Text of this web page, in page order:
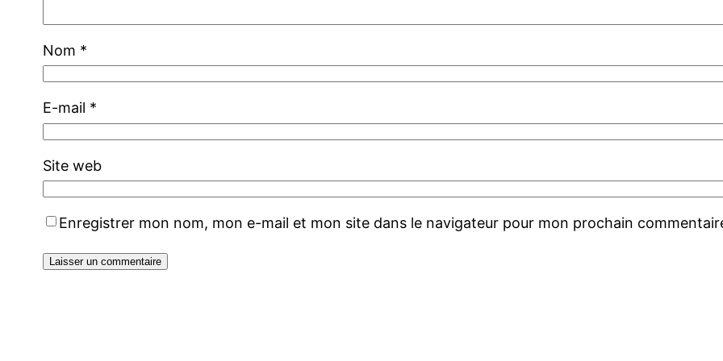
Nom *
E-mail *
Site web
Enregistrer mon nom, mon e-mail et mon site dans le navigateur pour mon prochain